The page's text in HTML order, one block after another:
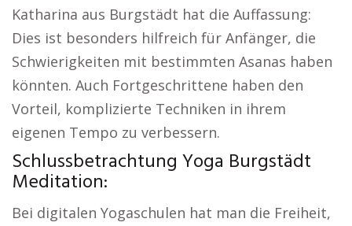
Katharina aus Burgstädt hat die Auffassung:
Dies ist besonders hilfreich für Anfänger, die
Schwierigkeiten mit bestimmten Asanas haben
könnten. Auch Fortgeschrittene haben den
Vorteil, komplizierte Techniken in ihrem
eigenen Tempo zu verbessern.
Schlussbetrachtung Yoga Burgstädt
Meditation:
Bei digitalen Yogaschulen hat man die Freiheit,